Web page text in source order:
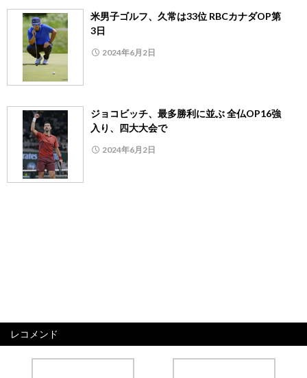
米男子ゴルフ、久常は33位 RBCカナダOP第
3日
2024年6月2日
ジョコビッチ、最多勝利に並ぶ 全仏OP16強
入り、四大大会で
2024年6月2日
レコメンド